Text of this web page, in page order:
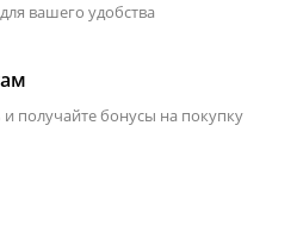
вашего удобства
и получайте бонусы на покупку